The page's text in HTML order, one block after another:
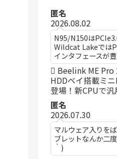
匿名
2026.08.02
N95/N150は
Wildcat Lakeでは
インタフェースが
Beelink ME Pro
HDDベイ搭載ミ
登場！新CPUで
匿名
2026.07.30
マルウェア入りを
ブレットなんか二
｀)